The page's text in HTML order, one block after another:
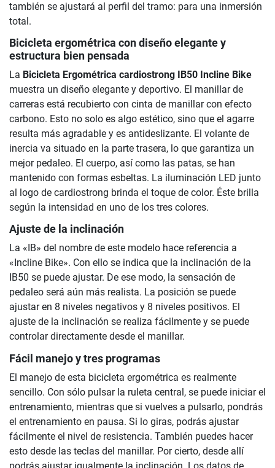
también se ajustará al perfil del tramo: para una inmersión
total.
Bicicleta ergométrica con diseño elegante y
estructura bien pensada
La Bicicleta Ergométrica cardiostrong IB50 Incline Bike
muestra un diseño elegante y deportivo. El manillar de
carreras está recubierto con cinta de manillar con efecto
carbono. Esto no solo es algo estético, sino que el agarre
resulta más agradable y es antideslizante. El volante de
inercia va situado en la parte trasera, lo que garantiza un
mejor pedaleo. El cuerpo, así como las patas, se han
mantenido con formas esbeltas. La iluminación LED junto
al logo de cardiostrong brinda el toque de color. Éste brilla
según la intensidad en uno de los tres colores.
Ajuste de la inclinación
La «IB» del nombre de este modelo hace referencia a
«Incline Bike». Con ello se indica que la inclinación de la
IB50 se puede ajustar. De ese modo, la sensación de
pedaleo será aún más realista. La posición se puede
ajustar en 8 niveles negativos y 8 niveles positivos. El
ajuste de la inclinación se realiza fácilmente y se puede
controlar directamente desde el manillar.
Fácil manejo y tres programas
El manejo de esta bicicleta ergométrica es realmente
sencillo. Con sólo pulsar la ruleta central, se puede iniciar el
entrenamiento, mientras que si vuelves a pulsarlo, pondrás
el entrenamiento en pausa. Si lo giras, podrás ajustar
fácilmente el nivel de resistencia. También puedes hacer
esto desde las teclas del manillar. Por cierto, desde allí
podrás ajustar igualmente la inclinación. Los datos de